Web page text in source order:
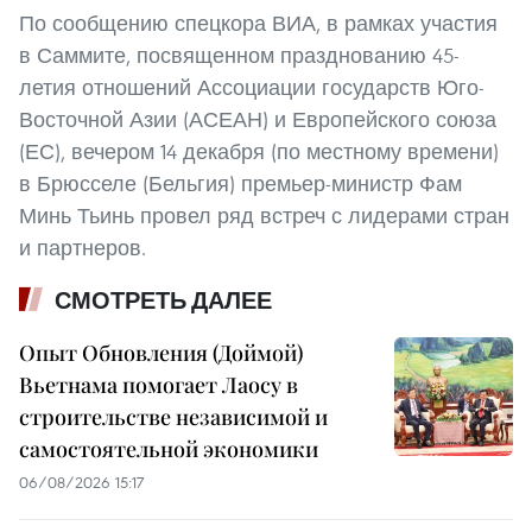
По сообщению спецкора ВИА, в рамках участия
в Саммите, посвященном празднованию 45-
летия отношений Ассоциации государств Юго-
Восточной Азии (АСЕАН) и Европейского союза
(ЕС), вечером 14 декабря (по местному времени)
в Брюсселе (Бельгия) премьер-министр Фам
Минь Тьинь провел ряд встреч с лидерами стран
и партнеров.
СМОТРЕТЬ ДАЛЕЕ
Опыт Обновления (Доймой)
Вьетнама помогает Лаосу в
строительстве независимой и
самостоятельной экономики
06/08/2026 15:17